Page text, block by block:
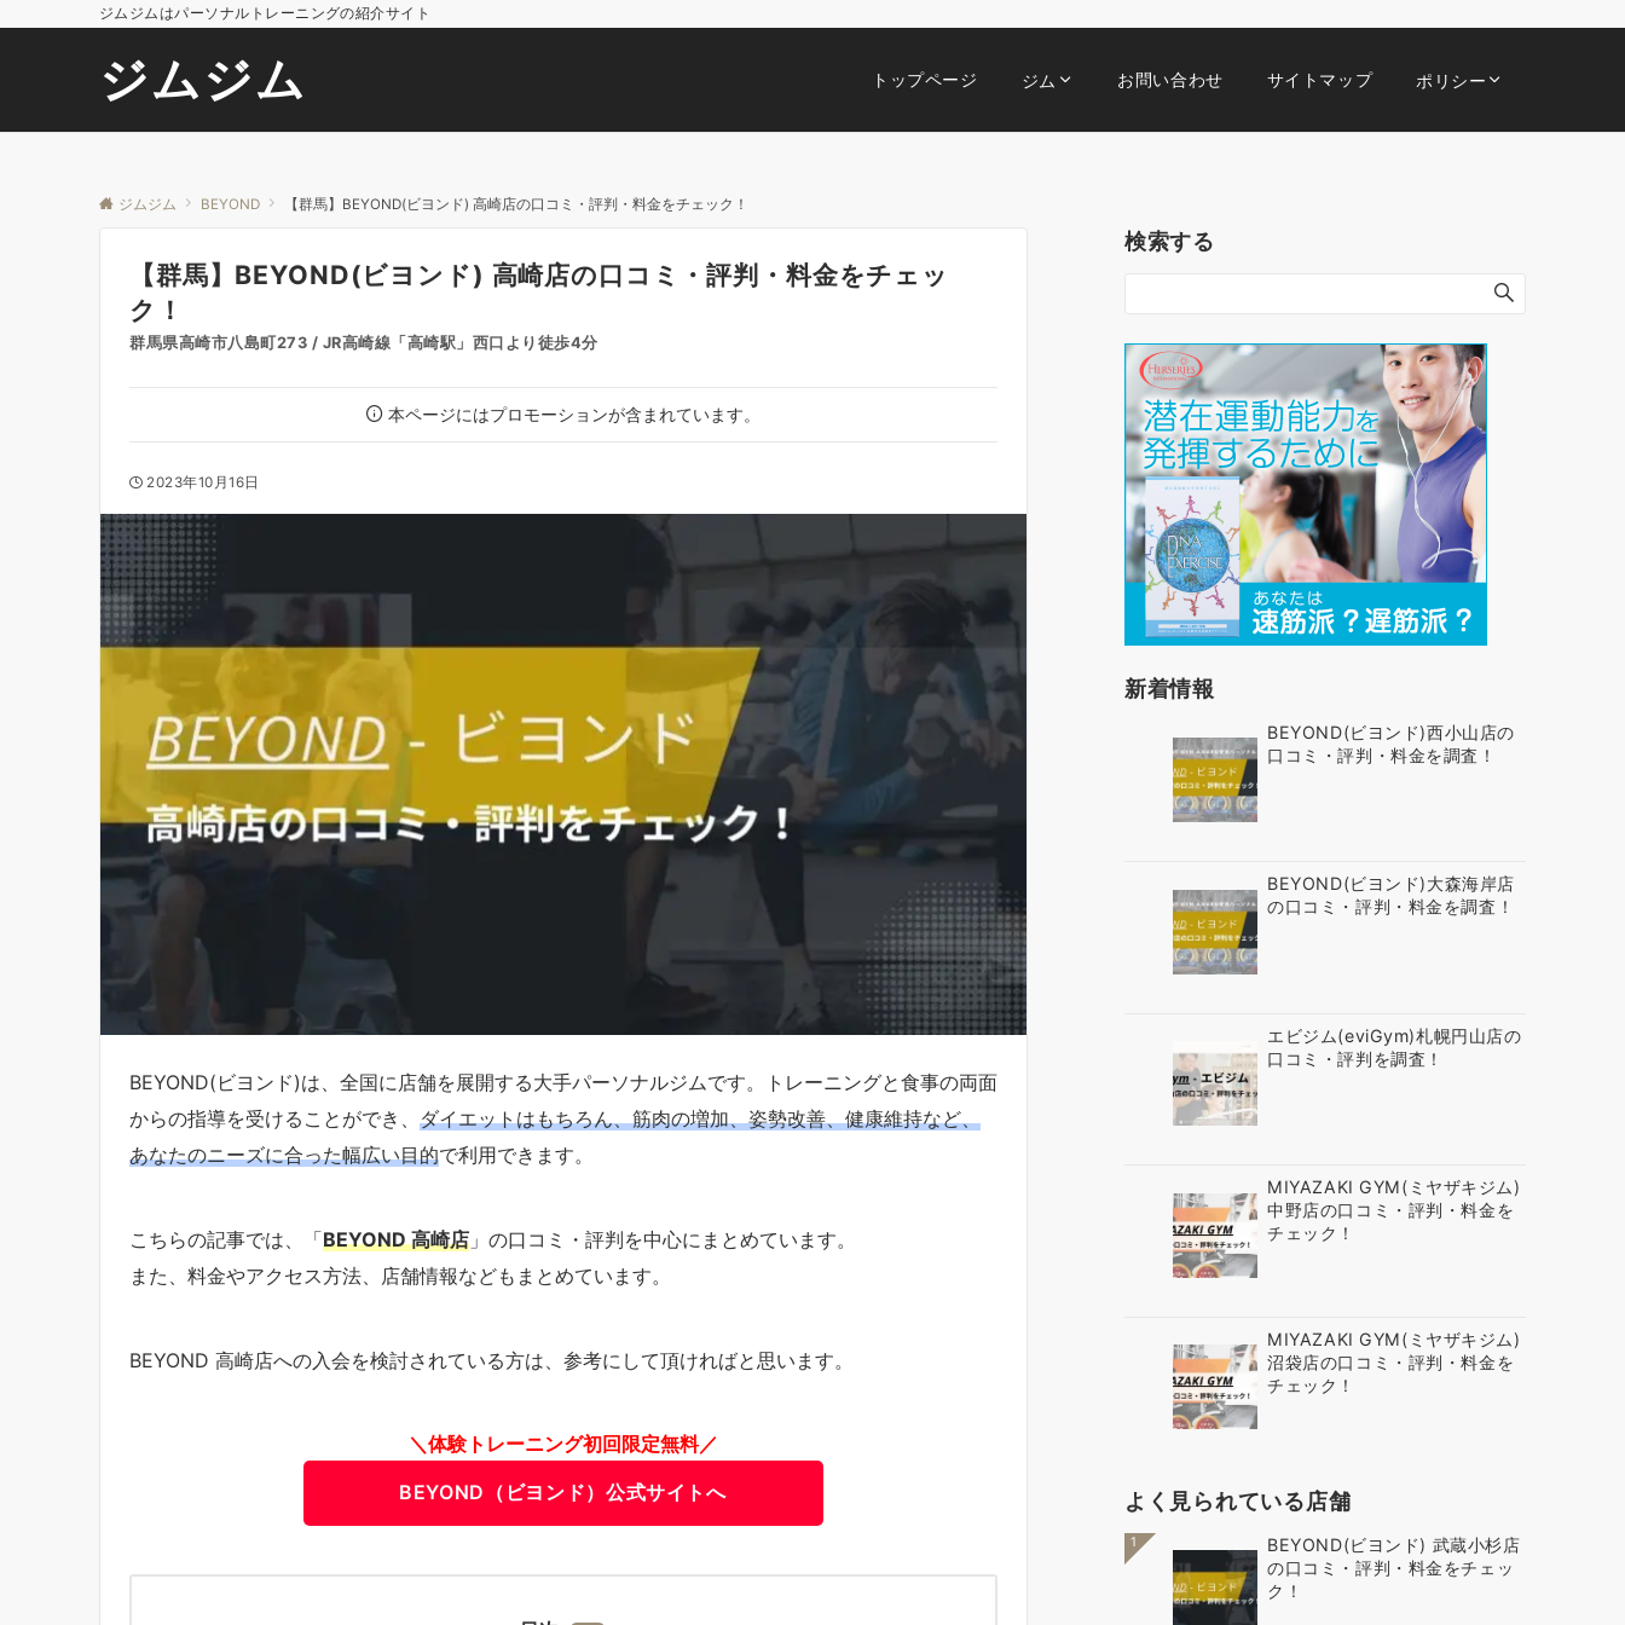
ジムジムはパーソナルトレーニングの紹介サイト
ジムジム トップページ ジム お問い合わせ サイトマップ ポリシー
ジムジム BEYOND 【群馬】BEYOND(ビヨンド) 高崎店の口コミ・評判・料金をチェック！
【群馬】BEYOND(ビヨンド) 高崎店の口コミ・評判・料金をチェッ
ク！
群馬県高崎市八島町273 / JR高崎線「高崎駅」西口より徒歩4分
本ページにはプロモーションが含まれています。
2023年10月16日
BEYOND(ビヨンド)は、全国に店舗を展開する大手パーソナルジムです。トレーニングと食事の両面
からの指導を受けることができ、 ダイエットはもちろん、筋肉の増加、姿勢改善、健康維持など、
あなたのニーズに合った幅広い目的で利用できます。
こちらの記事では、「BEYOND 高崎店 」の口コミ・評判を中心にまとめています。
また、料金やアクセス方法、店舗情報などもまとめています。
BEYOND 高崎店への入会を検討されている方は、参考にして頂ければと思います。
＼体験トレーニング初回限定無料／
BEYOND（ビヨンド）公式サイトへ
検索する
新着情報
BEYOND(ビヨンド)西小山店の
口コミ・評判・料金を調査！
BEYOND(ビヨンド)大森海岸店
の口コミ・評判・料金を調査！
エビジム(eviGym)札幌円山店の
口コミ・評判を調査！
MIYAZAKI GYM(ミヤザキジム)
中野店の口コミ・評判・料金を
チェック！
MIYAZAKI GYM(ミヤザキジム)
沼袋店の口コミ・評判・料金を
チェック！
よく見られている店舗
1
BEYOND(ビヨンド) 武蔵小杉店
の口コミ・評判・料金をチェッ
ク！